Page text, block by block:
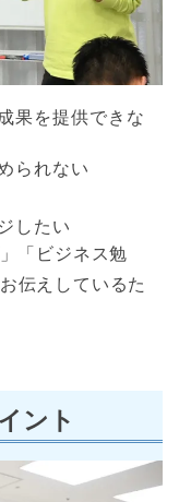
果を提供できな
られない
したい
「ビジネス勉
伝えしているた
ント